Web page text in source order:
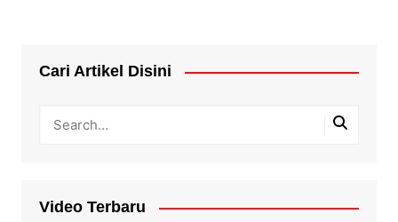
Cari Artikel Disini
Video Terbaru